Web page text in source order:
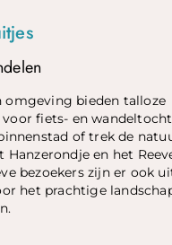
omgeving bieden talloze
fiets- en
of trek de
Hanzerondje en het
bezoekers zijn er ook
het prachtige